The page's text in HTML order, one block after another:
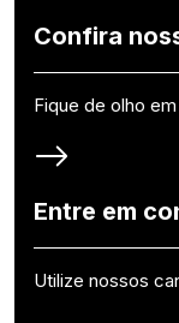
Confira
Fique de olho
Entre em
Utilize nossos